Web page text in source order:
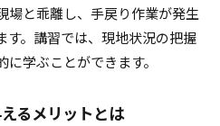
場と乖離し、手戻り作業が発生
す。講習では、現地状況の把握
学ぶことができます。
るメリットとは